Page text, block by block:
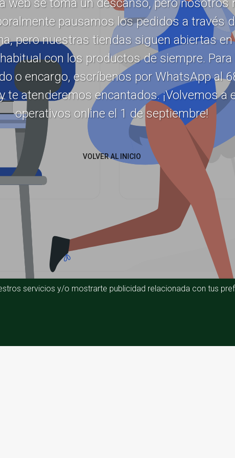
pausamos los pedidos a través
pero nuestras tiendas siguen abiertas
con los productos de siempre. Para
o encargo, escríbenos por WhatsApp al
te atenderemos encantados. ¡Volvemos a
operativos online el 1 de septiembre!
VOLVER AL INICIO
servicios y/o mostrarte publicidad relacionada con tus